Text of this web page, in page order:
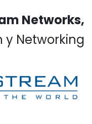
Networks,
Networking